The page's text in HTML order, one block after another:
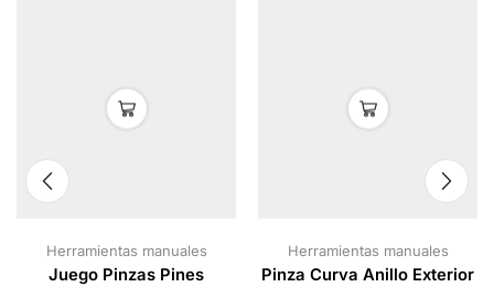
Herramientas manuales
Juego Pinzas Pines
Herramientas manuales
Pinza Curva Anillo Exterior